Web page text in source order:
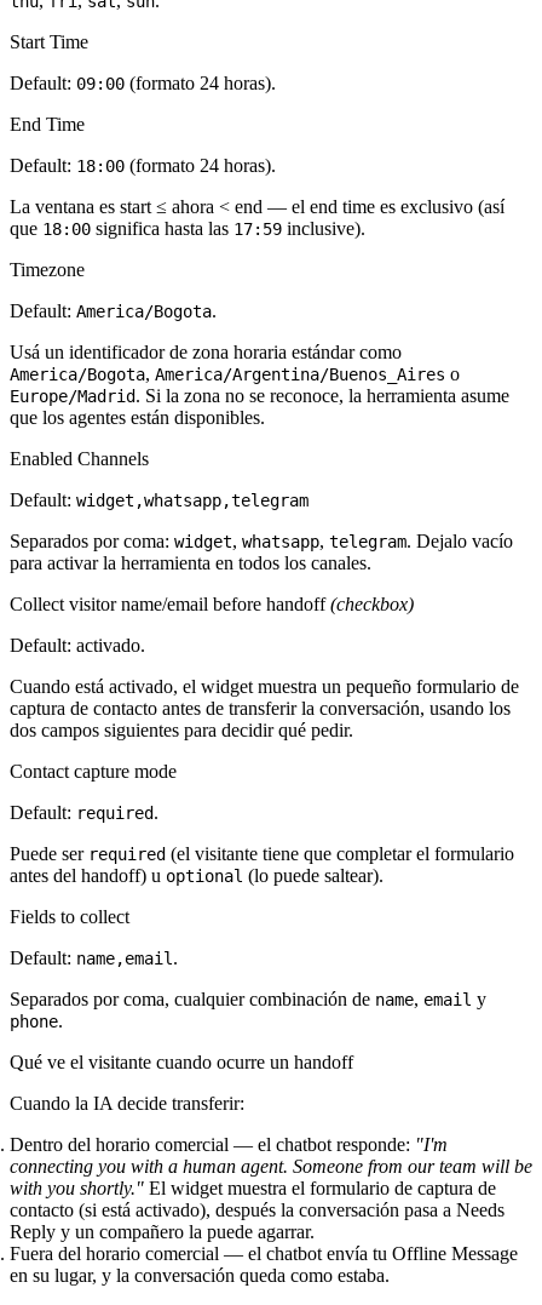
Start Time
Default: 09:00 (formato 24 horas).
End Time
Default: 18:00 (formato 24 horas).
La ventana es start ≤ ahora < end — el end time es exclusivo (así
que 18:00 significa hasta las 17:59 inclusive).
Timezone
Default: America/Bogota.
Usá un identificador de zona horaria estándar como
America/Bogota, America/Argentina/Buenos_Aires o
Europe/Madrid. Si la zona no se reconoce, la herramienta asume
que los agentes están disponibles.
Enabled Channels
Default: widget,whatsapp,telegram
Separados por coma: widget, whatsapp, telegram. Dejalo vacío
para activar la herramienta en todos los canales.
Collect visitor name/email before handoff(checkbox)
Default: activado.
Cuando está activado, el widget muestra un pequeño formulario de
captura de contacto antes de transferir la conversación, usando los
dos campos siguientes para decidir qué pedir.
Contact capture mode
Default: required.
Puede ser required (el visitante tiene que completar el formulario
antes del handoff) u optional (lo puede saltear).
Fields to collect
Default: name,email.
Separados por coma, cualquier combinación de name, email y
phone.
Qué ve el visitante cuando ocurre un handoff
Cuando la IA decide transferir:
Dentro del horario comercial — el chatbot responde: "I'm
connecting you with a human agent. Someone from our team will be
with you shortly." El widget muestra el formulario de captura de
contacto (si está activado), después la conversación pasa a Needs
Reply y un compañero la puede agarrar.
Fuera del horario comercial — el chatbot envía tu Offline Message
en su lugar, y la conversación queda como estaba.